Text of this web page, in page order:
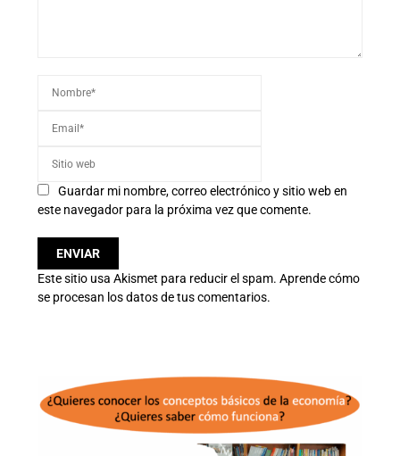
Guardar mi nombre, correo electrónico y sitio web en
este navegador para la próxima vez que comente.
Este sitio usa Akismet para reducir el spam. Aprende cómo
se procesan los datos de tus comentarios.